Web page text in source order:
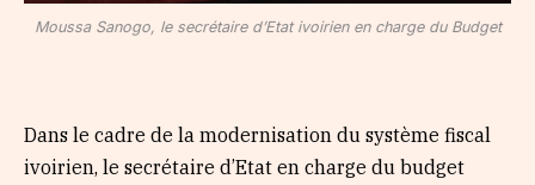
Moussa Sanogo, le secrétaire d’Etat ivoirien en charge du Budget
Dans le cadre de la modernisation du système fiscal
ivoirien, le secrétaire d’Etat en charge du budget